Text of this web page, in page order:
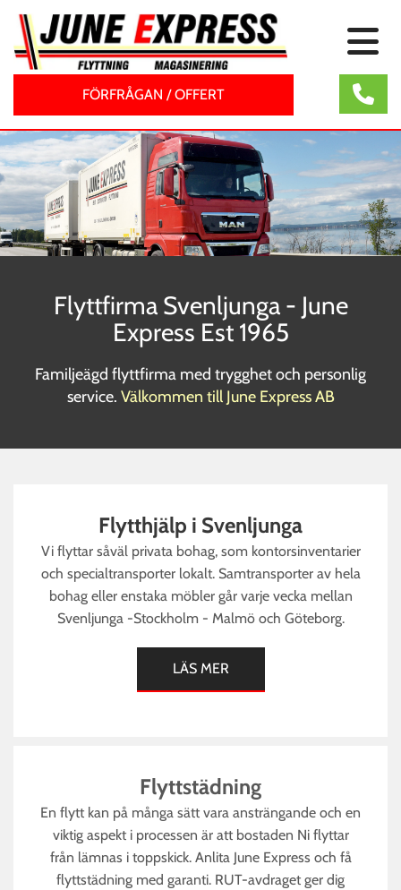
FÖRFRÅGAN / OFFERT
Flyttfirma Svenljunga - June
Express Est 1965
Familjeägd flyttfirma med trygghet och personlig
service. Välkommen till June Express AB
Flytthjälp i Svenljunga
Vi flyttar såväl privata bohag, som kontorsinventarier
och specialtransporter lokalt. Samtransporter av hela
bohag eller enstaka möbler går varje vecka mellan
Svenljunga -Stockholm - Malmö och Göteborg.
LÄS MER
Flyttstädning
En flytt kan på många sätt vara ansträngande och en
viktig aspekt i processen är att bostaden Ni flyttar
från lämnas i toppskick. Anlita June Express och få
flyttstädning med garanti. RUT-avdraget ger dig